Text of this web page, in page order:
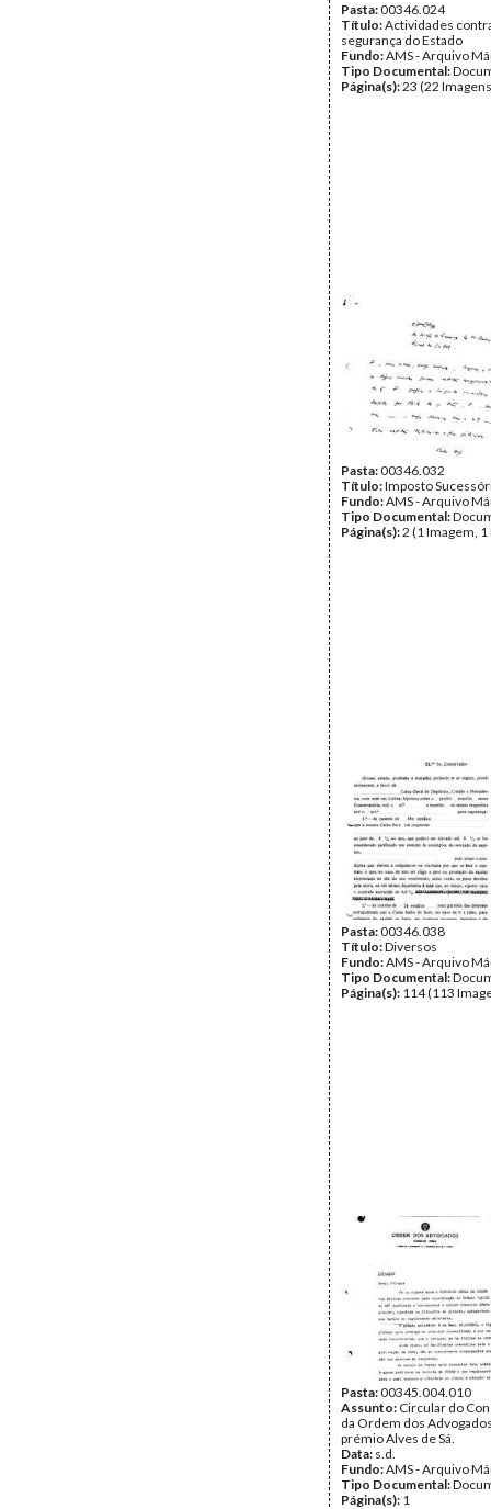
Pasta:00346.024
Título:Actividades
segurança do Estado
Fundo:AMS - Arquivo
Tipo Documental:
Página(s):23 (22
Pasta:00346.032
Título:Imposto
Fundo:AMS - Arquivo
Tipo Documental:
Página(s):2 (1 Imagem, 1
Pasta:00346.038
Título:Diversos
Fundo:AMS - Arquivo
Tipo Documental:
Página(s): 114 (113
Pasta:00345.004.010
Assunto: Circular do
da Ordem dos
prémio Alves de Sá.
Data: s.d.
Fundo:AMS - Arquivo
Tipo Documental:
Página(s): 1